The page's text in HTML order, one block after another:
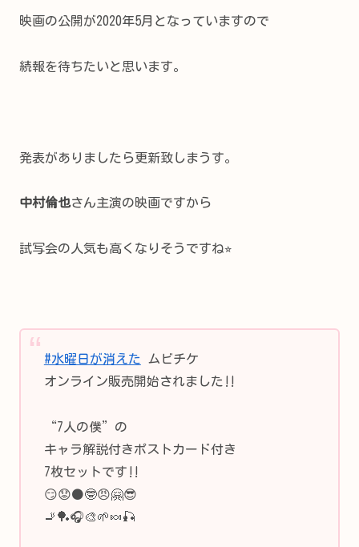
映画の公開が2020年5月となっていますので
続報を待ちたいと思います。
発表がありましたら更新致しまうす。
中村倫也さん主演の映画ですから
試写会の人気も高くなりそうですね⭐︎
#水曜日が消えた
ムビチケ
オンライン販売開始されました‼️
“7人の僕”の
キャラ解説付きポストカード付き
7枚セットです‼️
😏😟⚫🤓😠🤗😎
🚬🏓🎧🎨🌱🍬🎣